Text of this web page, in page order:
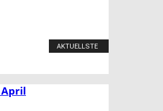
AKTUELLSTE